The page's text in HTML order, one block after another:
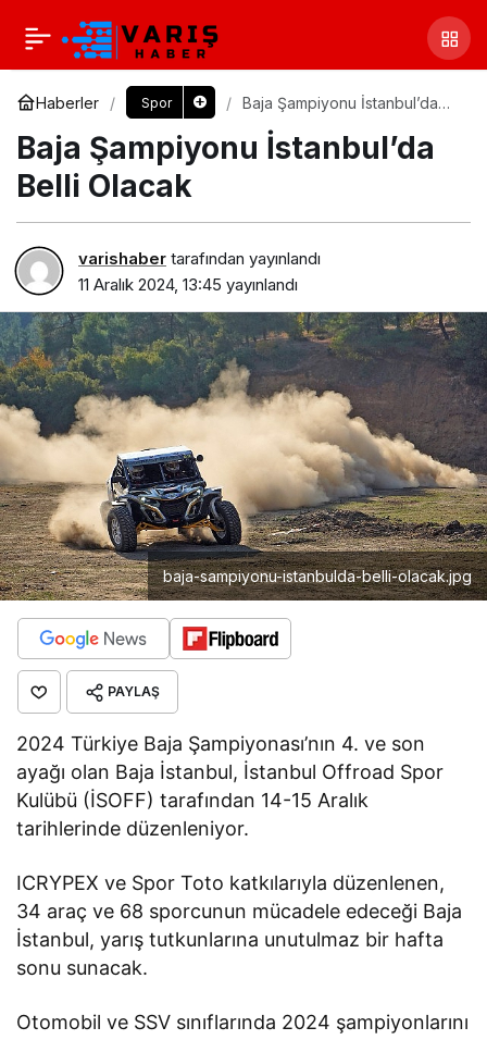
Haberler Spor
Baja Şampiyonu İstanbul’da
Baja Şampiyonu İstanbul’da
Belli Olacak
varishaber tarafından yayınlandı
11 Aralık 2024, 13:45 yayınlandı
baja-sampiyonu-istanbulda-belli-olacak.jpg
PAYLAŞ
2024 Türkiye Baja Şampiyonası’nın 4. ve son
ayağı olan Baja İstanbul, İstanbul Offroad Spor
Kulübü (İSOFF) tarafından 14-15 Aralık
tarihlerinde düzenleniyor.
ICRYPEX ve Spor Toto katkılarıyla düzenlenen,
34 araç ve 68 sporcunun mücadele edeceği Baja
İstanbul, yarış tutkunlarına unutulmaz bir hafta
sonu sunacak.
Otomobil ve SSV sınıflarında 2024 şampiyonlarını